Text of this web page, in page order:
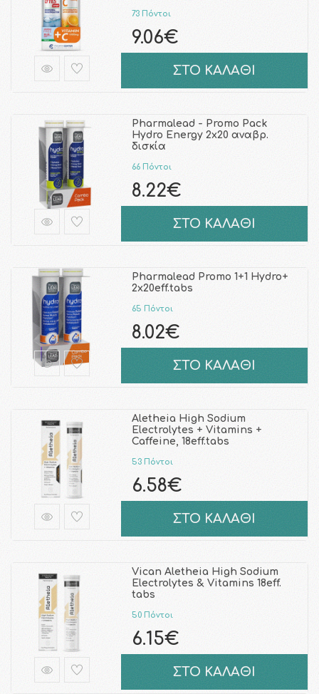
73 Πόντοι
9.06€
ΣΤΟ ΚΑΛΑΘΙ
Pharmalead - Promo Pack
Hydro Energy 2x20 αναβρ.
δισκία
66 Πόντοι
8.22€
ΣΤΟ ΚΑΛΑΘΙ
Pharmalead Promo 1+1 Hydro+
2x20eff.tabs
65 Πόντοι
8.02€
ΣΤΟ ΚΑΛΑΘΙ
Aletheia High Sodium
Electrolytes + Vitamins +
Caffeine, 18eff.tabs
53 Πόντοι
6.58€
ΣΤΟ ΚΑΛΑΘΙ
Vican Aletheia High Sodium
Electrolytes & Vitamins 18eff.
tabs
50 Πόντοι
6.15€
ΣΤΟ ΚΑΛΑΘΙ